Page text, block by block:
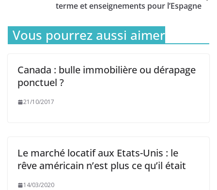
terme et enseignements pour l’Espagne
Vous pourrez aussi aimer
Canada : bulle immobilière ou dérapage
ponctuel ?
21/10/2017
Le marché locatif aux Etats-Unis : le
rêve américain n’est plus ce qu’il était
14/03/2020